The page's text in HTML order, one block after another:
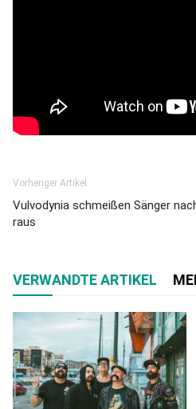
Vorheriger Artikel
Vulvodynia schmeißen Sänger
raus
VERWANDTE ARTIKEL